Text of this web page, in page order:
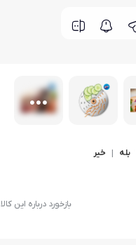
بله | خیر
بازخورد درباره این کالا